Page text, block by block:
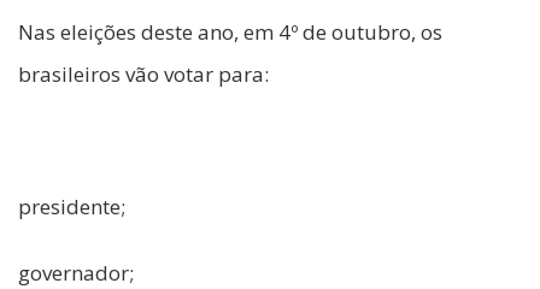
Nas eleições deste ano, em 4º de outubro, os
brasileiros vão votar para:
presidente;
governador;